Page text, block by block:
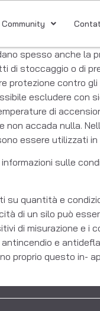
Community
spesso anche la
stoccaggio o di
protezione contro
escludere con
di
accada nulla.
essere utilizzati
sulle
quantità e
di un silo può
di misurazione e i
e
proprio questo in-